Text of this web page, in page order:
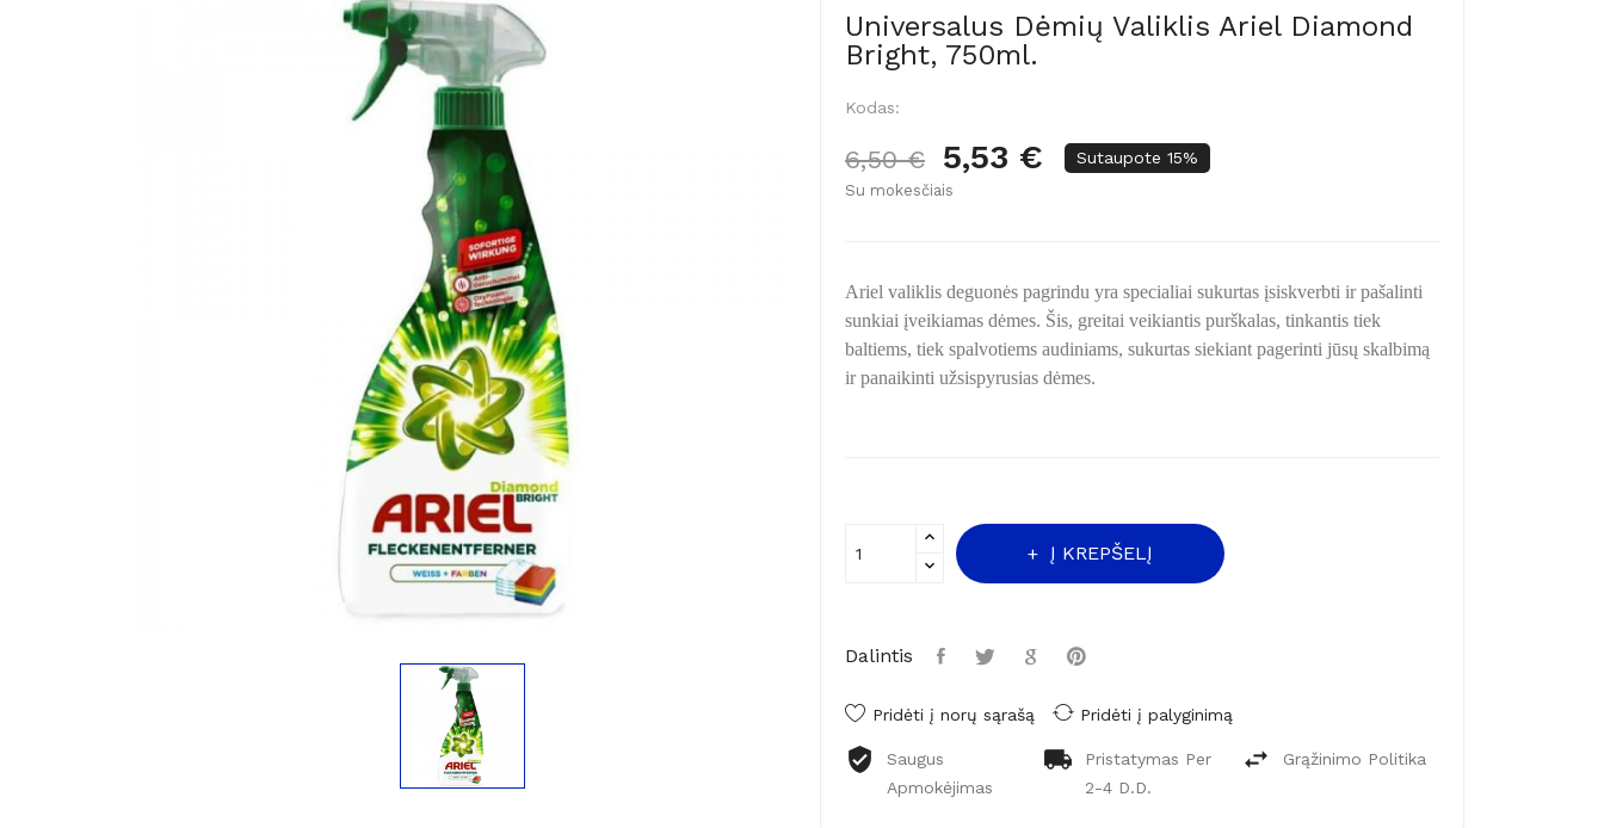
Universalus Dėmių Valiklis Ariel Diamond
Bright, 750ml.
Kodas:
6,50 € 5,53 € Sutaupote 15%
Su mokesčiais
Ariel valiklis deguonės pagrindu yra specialiai sukurtas įsiskverbti ir pašalinti
sunkiai įveikiamas dėmes. Šis, greitai veikiantis purškalas, tinkantis tiek
baltiems, tiek spalvotiems audiniams, sukurtas siekiant pagerinti jūsų skalbimą
ir panaikinti užsispyrusias dėmes.
Į KREPŠELĮ
Dalintis
Pridėti į norų sąrašą Pridėti į palyginimą
Saugus
Apmokėjimas
Pristatymas Per
2-4 D.d.
Grąžinimo Politika